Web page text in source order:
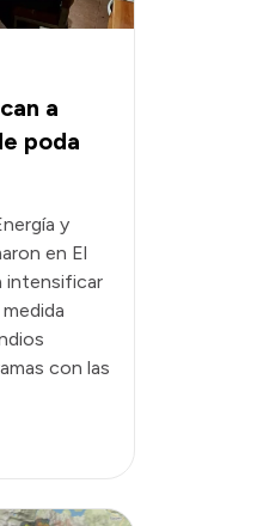
a
poda
y
en El
intensificar
con las